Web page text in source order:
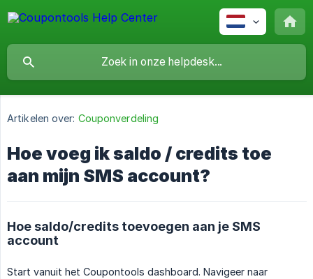
Artikelen over: Couponverdeling
Hoe voeg ik saldo / credits toe
aan mijn SMS account?
Hoe saldo/credits toevoegen aan je SMS
account
Start vanuit het Coupontools dashboard. Navigeer naar